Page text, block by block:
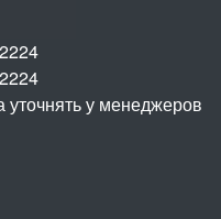
у менеджеров